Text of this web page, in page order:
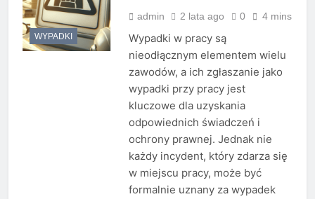
WYPADKI
admin 2 lata ago 0 4 mins
Wypadki w pracy są
nieodłącznym elementem wielu
zawodów, a ich zgłaszanie jako
wypadki przy pracy jest
kluczowe dla uzyskania
odpowiednich świadczeń i
ochrony prawnej. Jednak nie
każdy incydent, który zdarza się
w miejscu pracy, może być
formalnie uznany za wypadek